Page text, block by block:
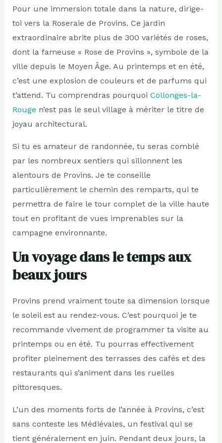
Pour une immersion totale dans la nature, dirige-
toi vers la Roseraie de Provins. Ce jardin
extraordinaire abrite plus de 300 variétés de roses,
dont la fameuse « Rose de Provins », symbole de la
ville depuis le Moyen Âge. Au printemps et en été,
c’est une explosion de couleurs et de parfums qui
t’attend. Tu comprendras pourquoi Collonges-la-
Rouge n’est pas le seul village à mériter le titre de
joyau architectural.
Si tu es amateur de randonnée, tu seras comblé
par les nombreux sentiers qui sillonnent les
alentours de Provins. Je te conseille
particulièrement le chemin des remparts, qui te
permettra de faire le tour complet de la ville haute
tout en profitant de vues imprenables sur la
campagne environnante.
Un voyage dans le temps aux
beaux jours
Provins prend vraiment toute sa dimension lorsque
le soleil est au rendez-vous. C’est pourquoi je te
recommande vivement de programmer ta visite au
printemps ou en été. Tu pourras effectivement
profiter pleinement des terrasses des cafés et des
restaurants qui s’animent dans les ruelles
pittoresques.
L’un des moments forts de l’année à Provins, c’est
sans conteste les Médiévales, un festival qui se
tient généralement en juin. Pendant deux jours, la